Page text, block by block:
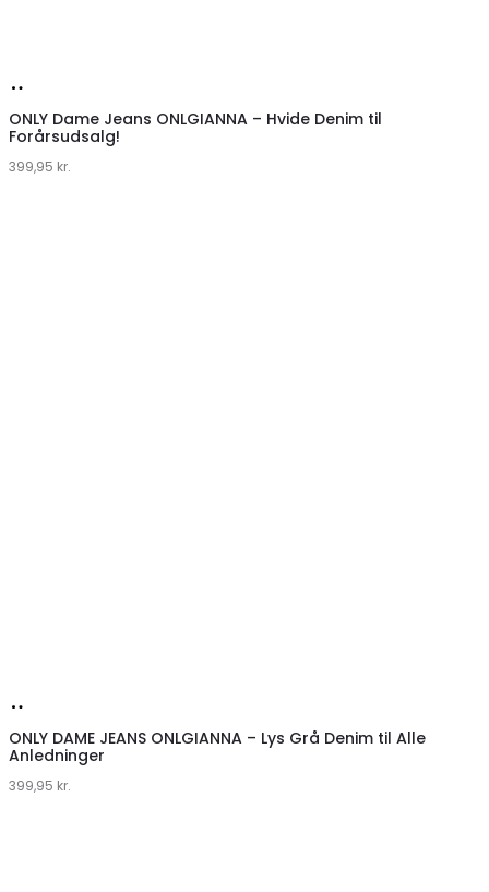
hos
Klædeskabet.dk
ONLY Dame Jeans ONLGIANNA – Hvide Denim til
Forårsudsalg!
399,95 kr.
hos
Klædeskabet.dk
ONLY DAME JEANS ONLGIANNA – Lys Grå Denim til Alle
Anledninger
399,95 kr.